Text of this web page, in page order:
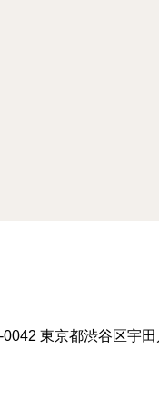
東京都渋谷区宇